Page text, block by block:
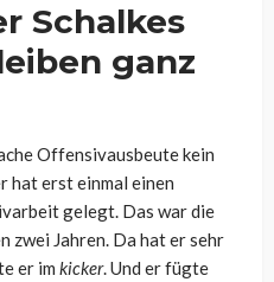
Schalkes
ganz
Offensivausbeute kein
hat erst einmal einen
gelegt. Das war die
zwei Jahren. Da hat er sehr
er im kicker. Und er fügte